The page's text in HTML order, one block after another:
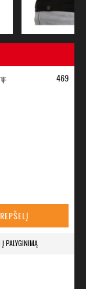
469
PALYGINIMĄ